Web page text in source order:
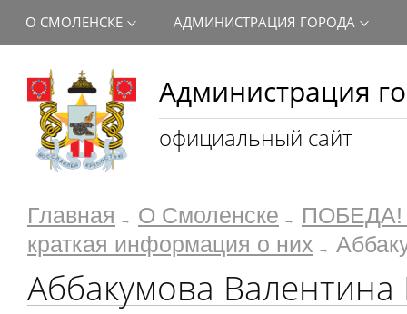
Администрация
официальный сайт
О СМОЛЕНСКЕ АДМИНИСТРАЦИЯ ГОРОДА
Главная О Смоленске
ПОБЕДА!
краткая информация о них
Аббакумова